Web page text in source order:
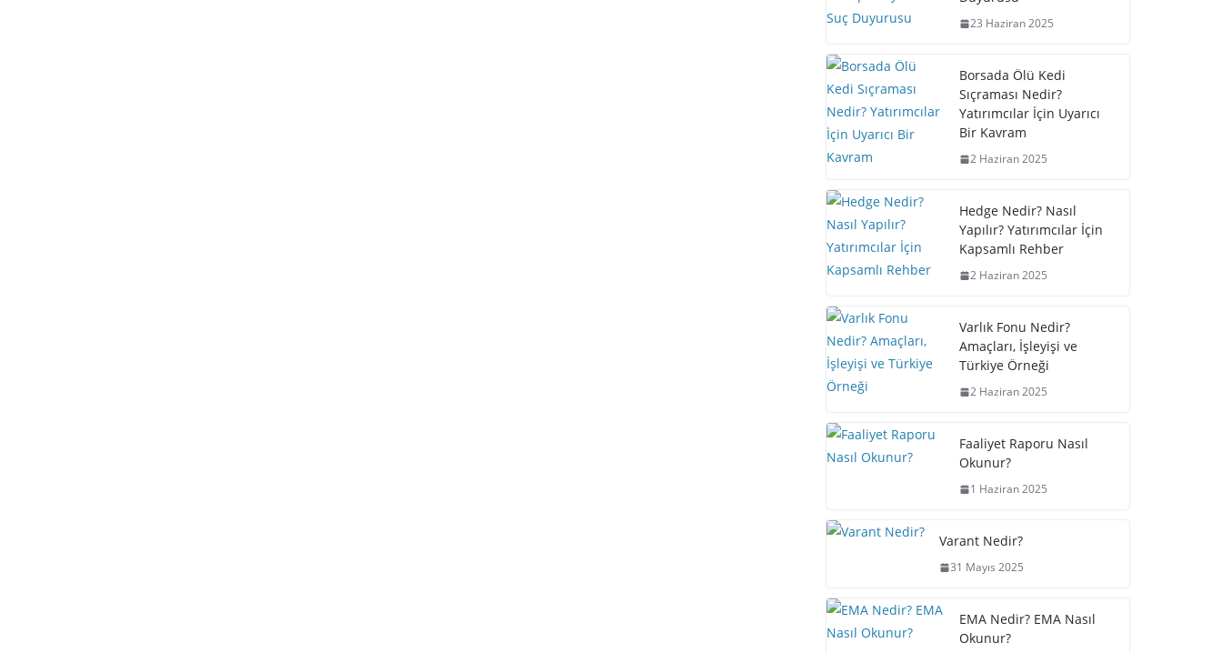
23 Haziran 2025
Borsada Ölü Kedi
Sıçraması Nedir?
Yatırımcılar İçin Uyarıcı
Bir Kavram
2 Haziran 2025
Hedge Nedir? Nasıl
Yapılır? Yatırımcılar İçin
Kapsamlı Rehber
2 Haziran 2025
Varlık Fonu Nedir?
Amaçları, İşleyişi ve
Türkiye Örneği
2 Haziran 2025
Faaliyet Raporu Nasıl
Okunur?
1 Haziran 2025
Varant Nedir?
31 Mayıs 2025
EMA Nedir? EMA Nasıl
Okunur?